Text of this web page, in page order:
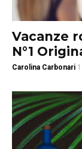
Vacanze
N°1
Carolina Carbonari